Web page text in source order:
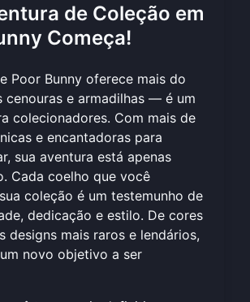
de Coleção em
Começa!
Poor Bunny oferece mais do
cenouras e armadilhas — é um
colecionadores. Com mais de
e encantadoras para
sua aventura está apenas
Cada coelho que você
coleção é um testemunho de
dedicação e estilo. De cores
designs mais raros e lendários,
novo objetivo a ser